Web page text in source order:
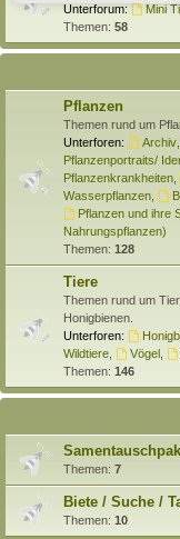
Unterforum:
Mini
Themen: 58
Pflanzen
Themen rund um
Unterforen:
Archiv,
Pflanzenportraits/
Pflanzenkrankheiten
Wasserpflanzen
Pflanzen und ihre
Nahrungspflanzen)
Themen: 128
Tiere
Themen rund um
Honigbienen.
Unterforen:
Wildtiere
Vögel,
Themen: 146
Themen: 7
Biete / Suche /
Themen: 10